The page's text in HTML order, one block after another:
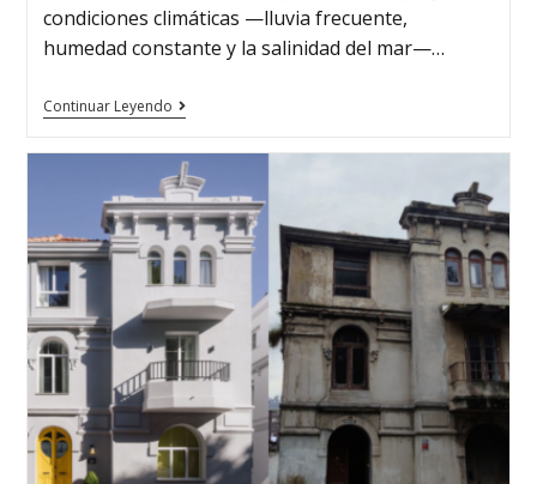
condiciones climáticas —lluvia frecuente,
humedad constante y la salinidad del mar—…
Continuar Leyendo